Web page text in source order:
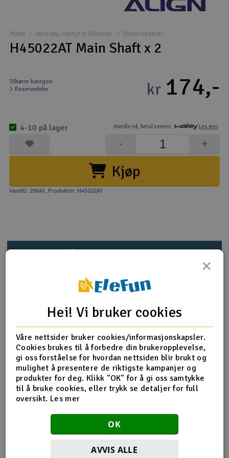
Droner
Fly
Helikopter
Kamerautstyr
Modellbygging, LEGO & byggesett
Modelljernbane
Outlet
Smarthjem, lek & hobby
Solenergi
Sparkesykler & elkjøretøy
Verktøy, utstyr & tilbehør
Hjem Verktøy, utstyr & tilbehør Reservedeler
H45022AT Main Shaft x 2
Tilhører kategori
Reservedeler
Handle nå, betal senere. Les mer
kr 174,-
Kjøp
+
-
4-10 på lager
VareID: 20645, Produktnr: H45022AT
Produktinformasjon
Use for T-REX 450 Pro / 450 Sport V2. / Plus
Main shaft x 2(5x6x118mm)
Main shaft lock ring x 2(5x9x0.1mm)
Socket Button Head Collar Screw x 2(M2x12mm)
M2 nut x 2
Flere detaljer
Reservedeler Align T-Rex 450 Pro
H45022T Main Shaft 450Pro 2pcs
×
Hei! Vi bruker cookies
Våre nettsider bruker cookies/informasjonskapsler.
Cookies brukes til å forbedre din brukeropplevelse,
gi oss forståelse for hvordan nettsiden blir brukt og
mulighet å presentere de riktigste kampanjer og
produkter for deg. Klikk "OK" for å gi oss samtykke
til å bruke cookies, eller trykk se detaljer for full
oversikt. Les mer
OK
AVVIS ALLE